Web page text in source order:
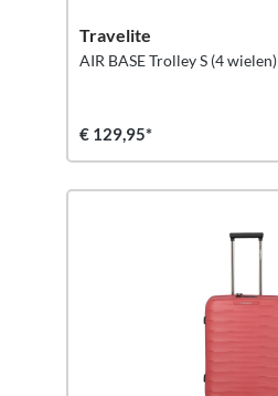
Travelite
AIR BASE Trolley S (4 wielen)
€ 129,95*